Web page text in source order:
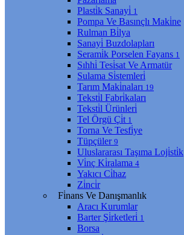
Plasti̇k Sanayi̇ 1
Pompa Ve Basınçlı Maki̇ne
Rulman Bi̇lya
Sanayi̇ Buzdolapları
Serami̇k Porselen Fayans 1
Sıhhi̇ Tesi̇sat Ve Armatür
Sulama Si̇stemleri̇
Tarım Maki̇naları 19
Teksti̇l Fabri̇kaları
Teksti̇l Ürünleri̇
Tel Örgü Çi̇t 1
Torna Ve Tesfi̇ye
Tüpçüler 9
Uluslararası Taşıma Loji̇sti̇k
Vi̇nç Ki̇ralama 4
Yakıcı Ci̇haz
Zi̇nci̇r
Fi̇nans Ve Danışmanlık
Aracı Kurumlar
Barter Şi̇rketleri̇ 1
Borsa